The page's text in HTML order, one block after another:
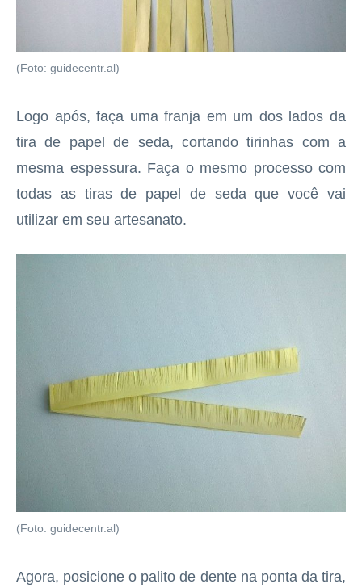
(Foto: guidecentr.al)
Logo após, faça uma franja em um dos lados da
tira de papel de seda, cortando tirinhas com a
mesma espessura. Faça o mesmo processo com
todas as tiras de papel de seda que você vai
utilizar em seu artesanato.
(Foto: guidecentr.al)
Agora, posicione o palito de dente na ponta da tira,